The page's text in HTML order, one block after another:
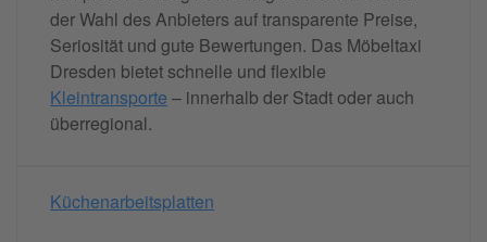
der Wahl des Anbieters auf transparente Preise,
Seriosität und gute Bewertungen. Das Möbeltaxi
Dresden bietet schnelle und flexible
Kleintransporte – innerhalb der Stadt oder auch
überregional.
Küchenarbeitsplatten